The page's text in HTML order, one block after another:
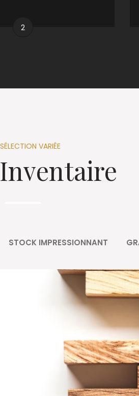
2
VARIÉE
STOCK IMPRESSIONNANT